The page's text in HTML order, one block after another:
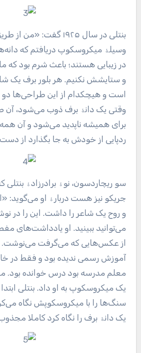
بنتلی در سال ۱۹۲۵ گفت:
وسیلۀ میکروسکوپ دریافتم که
در زیبایی هستند؛ باعث شرم بود که ما
و ستایشش نکنیم. هر بلور برف یک
است و هیچکدام از این طراحی‌ها دو
وقتی یک دانۀ برف ذوب می‌شود، آن
برای همیشه ناپدید می‌شود و آن همه
ردپایی از خودش به جا بگذارد از
سو ریچاردسون، نوۀ برادرزادۀ بنتلی
جریکو نیز هست دربارۀ او می‌گوید:
و روح یک شاعر را داشت. این را در
می‌توانید ببینید. او یادداشت‌های
از عکس‌هایی که می‌گرفت می‌نوشت.
آموزش رسمی ندیده بود و فقط در
یک میکروسکوپ به او داد. بنتلی
سنگ‌ها را با میکروسکوپش نگاه
یک دانۀ برف را نگاه کرد کاملا